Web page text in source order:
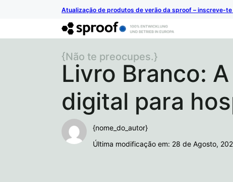
Atualização de produtos de verão da sproof – inscreve-te
Livro Branco:
digital para
{Não te preocupes.}
{nome_do_autor}
Última modificação em: 28 de Agosto,